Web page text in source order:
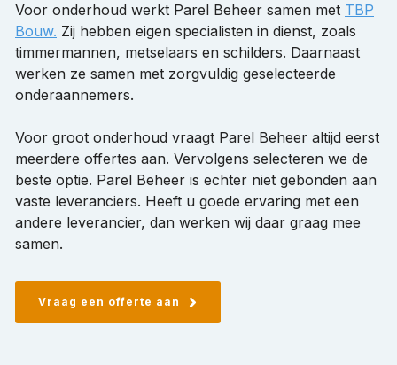
Voor onderhoud werkt Parel Beheer samen met TBP
Bouw. Zij hebben eigen specialisten in dienst, zoals
timmermannen, metselaars en schilders. Daarnaast
werken ze samen met zorgvuldig geselecteerde
onderaannemers.
Voor groot onderhoud vraagt Parel Beheer altijd eerst
meerdere offertes aan. Vervolgens selecteren we de
beste optie. Parel Beheer is echter niet gebonden aan
vaste leveranciers. Heeft u goede ervaring met een
andere leverancier, dan werken wij daar graag mee
samen.
Vraag een offerte aan